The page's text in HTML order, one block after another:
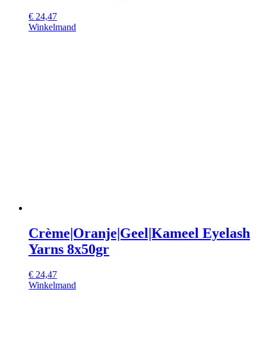
€ 24,47
Winkelmand
Crème|Oranje|Geel|Kameel Eyelash
Yarns 8x50gr
€ 24,47
Winkelmand